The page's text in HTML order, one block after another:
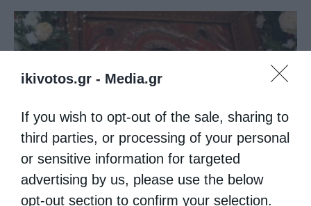
ikivotos.gr - Media.gr
If you wish to opt-out of the sale, sharing to
third parties, or processing of your personal
or sensitive information for targeted
advertising by us, please use the below
opt-out section to confirm your selection.
Παναγία μου, μη με αφήνεις (Βίντεο)